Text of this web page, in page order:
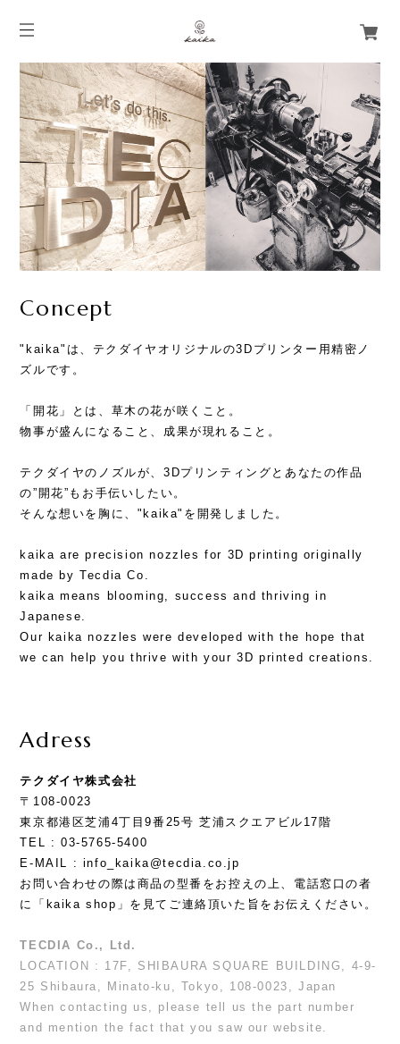
Concept
"kaika"は、テクダイヤオリジナルの3Dプリンター用精密ノ
ズルです。
「開花」とは、草木の花が咲くこと。
物事が盛んになること、成果が現れること。
テクダイヤのノズルが、3Dプリンティングとあなたの作品
の”開花”もお手伝いしたい。
そんな想いを胸に、"kaika"を開発しました。
kaika are precision nozzles for 3D printing originally
made by Tecdia Co.
kaika means blooming, success and thriving in
Japanese.
Our kaika nozzles were developed with the hope that
we can help you thrive with your 3D printed creations.
Adress
テクダイヤ株式会社
〒108-0023
東京都港区芝浦4丁目9番25号 芝浦スクエアビル17階
TEL : 03-5765-5400
E-MAIL : info_kaika@tecdia.co.jp
お問い合わせの際は商品の型番をお控えの上、電話窓口の者
に「kaika shop」を見てご連絡頂いた旨をお伝えください。
TECDIA Co., Ltd.
LOCATION : 17F, SHIBAURA SQUARE BUILDING, 4-9-
25 Shibaura, Minato-ku, Tokyo, 108-0023, Japan
When contacting us, please tell us the part number
and mention the fact that you saw our website.